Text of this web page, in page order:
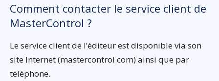
Comment contacter le service client de
MasterControl ?
Le service client de l’éditeur est disponible via son
site Internet (mastercontrol.com) ainsi que par
téléphone.